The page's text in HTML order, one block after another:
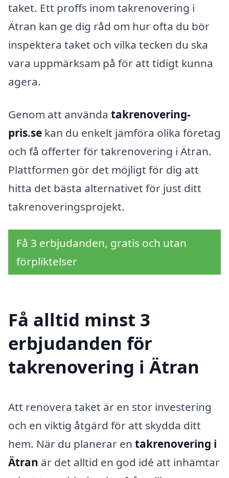
taket. Ett proffs inom takrenovering i
Ätran kan ge dig råd om hur ofta du bör
inspektera taket och vilka tecken du ska
vara uppmärksam på för att tidigt kunna
agera.
Genom att använda takrenovering-
pris.se kan du enkelt jämföra olika företag
och få offerter för takrenovering i Ätran.
Plattformen gör det möjligt för dig att
hitta det bästa alternativet för just ditt
takrenoveringsprojekt.
Få 3 erbjudanden, gratis och utan
förpliktelser
Få alltid minst 3
erbjudanden för
takrenovering i Ätran
Att renovera taket är en stor investering
och en viktig åtgärd för att skydda ditt
hem. När du planerar en takrenovering i
Ätran är det alltid en god idé att inhämtar